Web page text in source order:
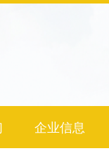
企业信息